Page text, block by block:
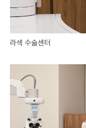
라섹 수술센터
개인정보 제공받는자
밝은눈안과의원
수집하는 개인정보
이름, 연락처
개인정보 수집이용 목적
밝은눈안과의원에 상담
개인정보 보유 및 이용기
수집 및 이용 목적 달성
지체없이 파기합니다.